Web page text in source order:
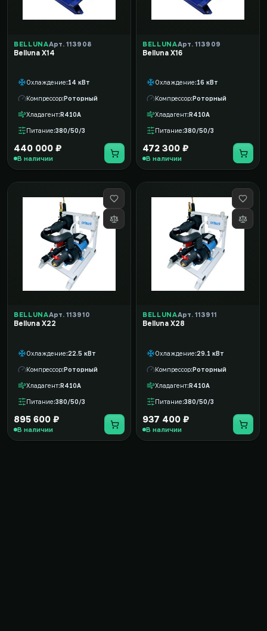
BELLUNAАрт. 113908
Belluna X14
Охлаждение 14 кВт
Компрессор Роторный
Хладагент R410A
Питание 380/50/3
440 000 ₽
В наличии
BELLUNAАрт. 113909
Belluna X16
Охлаждение 16 кВт
Компрессор Роторный
Хладагент R410A
Питание 380/50/3
472 300 ₽
В наличии
BELLUNAАрт. 113910
Belluna X22
Охлаждение 22.5 кВт
Компрессор Роторный
Хладагент R410A
Питание 380/50/3
895 600 ₽
В наличии
BELLUNAАрт. 113911
Belluna X28
Охлаждение 29.1 кВт
Компрессор Роторный
Хладагент R410A
Питание 380/50/3
937 400 ₽
В наличии